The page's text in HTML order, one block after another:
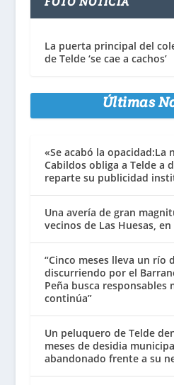
La puerta principal del
de Telde ‘se cae a cachos’
Últimas
«Se acabó la opacidad:La
Cabildos obliga a Telde a
reparte su publicidad
Una avería de gran
vecinos de Las Huesas, en
“Cinco meses lleva un río
discurriendo por el
Peña busca
continúa”
Un peluquero de Telde
meses de desidia
abandonado frente a su